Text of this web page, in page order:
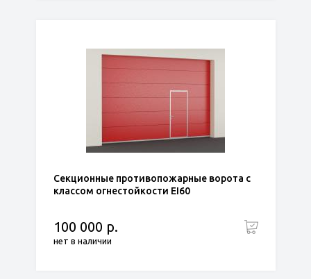
Секционные противопожарные ворота с
классом огнестойкости EI60
100 000 р.
нет в наличии